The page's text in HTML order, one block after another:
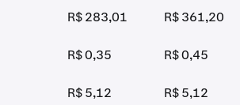
R$ 283,01 R$ 361,20
R$ 0,35 R$ 0,45
R$ 5,12 R$ 5,12